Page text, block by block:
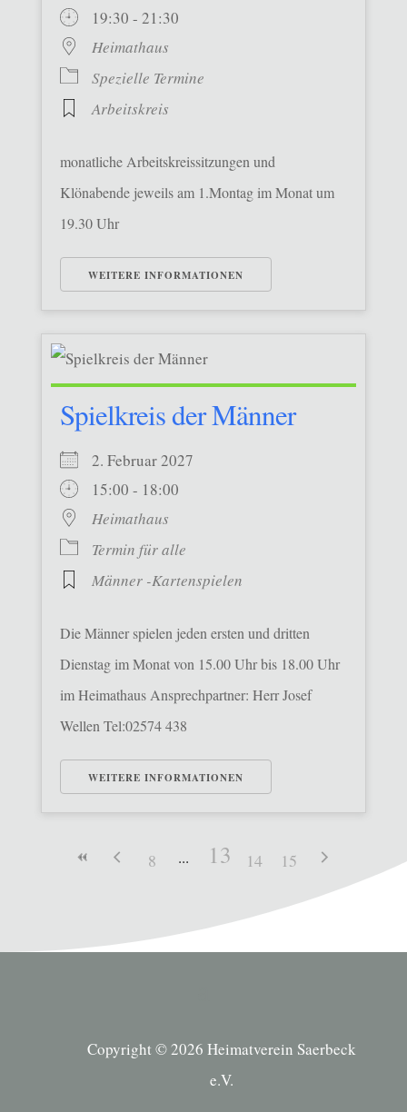
19:30 - 21:30
Heimathaus
Spezielle Termine
Arbeitskreis
monatliche Arbeitskreissitzungen und
Klönabende jeweils am 1.Montag im Monat um
19.30 Uhr
WEITERE INFORMATIONEN
Spielkreis der Männer
2. Februar 2027
15:00 - 18:00
Heimathaus
Termin für alle
Männer -Kartenspielen
Die Männer spielen jeden ersten und dritten
Dienstag im Monat von 15.00 Uhr bis 18.00 Uhr
im Heimathaus Ansprechpartner: Herr Josef
Wellen Tel:02574 438
WEITERE INFORMATIONEN
8 13 14 15
Copyright © 2026 Heimatverein Saerbeck
e.V.